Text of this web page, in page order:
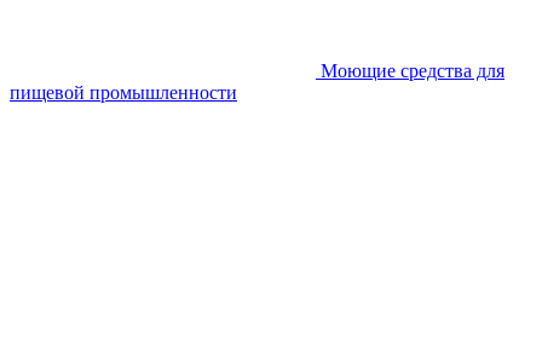
Моющие средства для
пищевой промышленности